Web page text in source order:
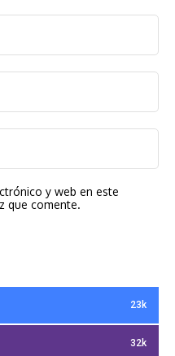
y web en este
que comente.
23k
32k